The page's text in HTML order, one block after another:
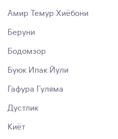
Амир Темур Хиёбони
Беруни
Бодомзор
Буюк Ипак Йули
Гафура Гуляма
Дустлик
Киёт